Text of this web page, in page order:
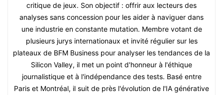
critique de jeux. Son objectif : offrir aux lecteurs des
analyses sans concession pour les aider à naviguer dans
une industrie en constante mutation. Membre votant de
plusieurs jurys internationaux et invité régulier sur les
plateaux de BFM Business pour analyser les tendances de la
Silicon Valley, il met un point d'honneur à l'éthique
journalistique et à l'indépendance des tests. Basé entre
Paris et Montréal, il suit de près l'évolution de l'IA générative